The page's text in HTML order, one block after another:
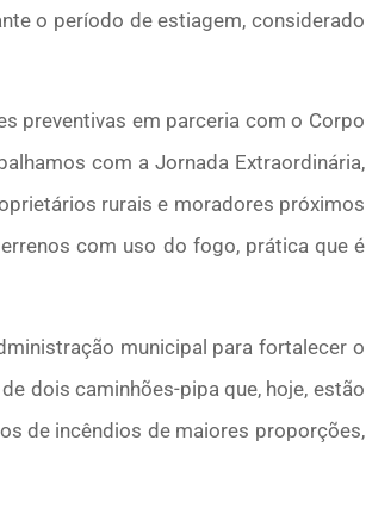
o período de estiagem, considerado
preventivas em parceria com o Corpo
com a Jornada Extraordinária,
rurais e moradores próximos
com uso do fogo, prática que é
municipal para fortalecer o
dois caminhões-pipa que, hoje, estão
de incêndios de maiores proporções,